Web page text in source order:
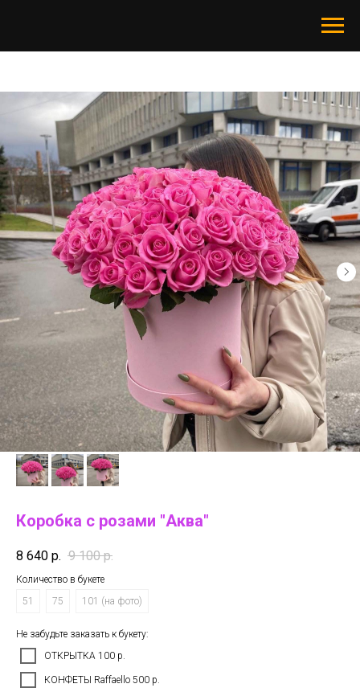
Коробка с розами "Аква"
8 640 р. 9 100 р.
Количество в букете
51
75 101 (на фото)
Не забудьте заказать к букету:
ОТКРЫТКА 100 р.
КОНФЕТЫ Raffaello 500 р.